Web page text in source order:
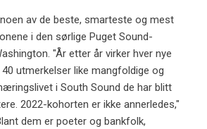
av de beste, smarteste og mest
i den sørlige Puget Sound-
"År etter år virker hver nye
utmerkelser like mangfoldige og
i South Sound de har blitt
2022-kohorten er ikke annerledes,"
dem er poeter og bankfolk,